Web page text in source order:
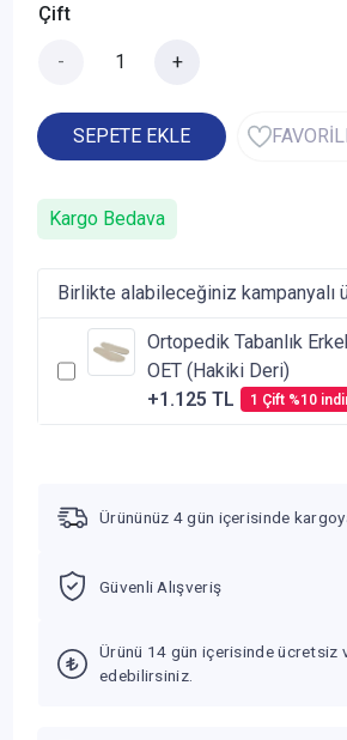
Çift
- +
SEPETE EKLE
Kargo Bedava
Birlikte alabileceğiniz kampanyalı
Ortopedik Tabanlık
OET (Hakiki Deri)
+1.125 TL
1 Çift %10
Ürününüz 4 gün içerisinde
Güvenli Alışveriş
Ürünü 14 gün içerisinde ücretsiz
edebilirsiniz.